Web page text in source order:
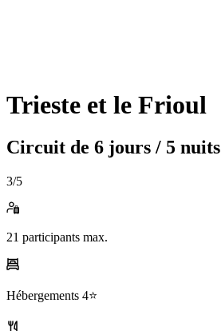
Trieste et le Frioul
Circuit de 6 jours / 5 nuits
3/5
21 participants max.
Hébergements 4⭐️